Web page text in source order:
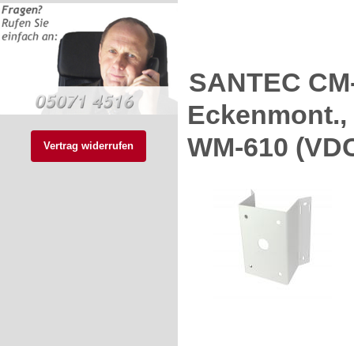
Vertrag widerrufen
SANTEC
WM-610